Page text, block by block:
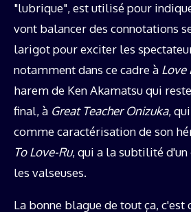
"lubrique", est utilisé pour
vont balancer des connotations
larigot pour exciter les
notamment dans ce cadre à Love
harem de Ken Akamatsu qui
final, à Great Teacher Onizuka,
comme caractérisation de son
To Love-Ru, qui a la subtilité d'un
les valseuses.
La bonne blague de tout ça, c'est